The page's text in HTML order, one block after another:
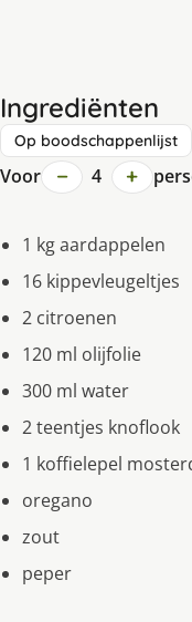
Ingrediënten
Op boodschappenlijst
Voor − 4 +
1 kg aardappelen
16 kippevleugeltjes
2 citroenen
120 ml olijfolie
300 ml water
2 teentjes knoflook
1 koffielepel
oregano
zout
peper